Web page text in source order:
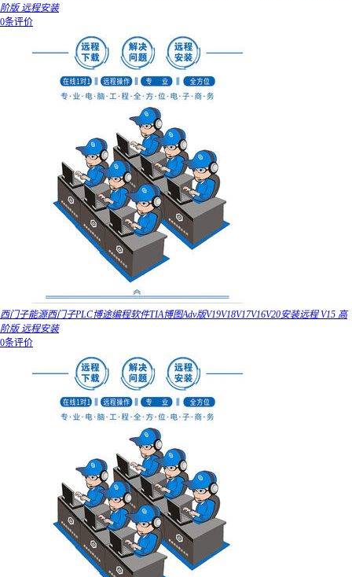
阶版 远程安装
0条评价
西门子能源西门子PLC博途编程软件TIA博图Adv版V19V18V17V16V20安装远程 V15 高
阶版 远程安装
0条评价